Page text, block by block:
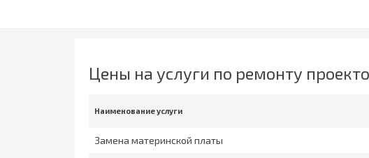
Цены на услуги по ремонту
Наименование услуги
Замена материнской платы